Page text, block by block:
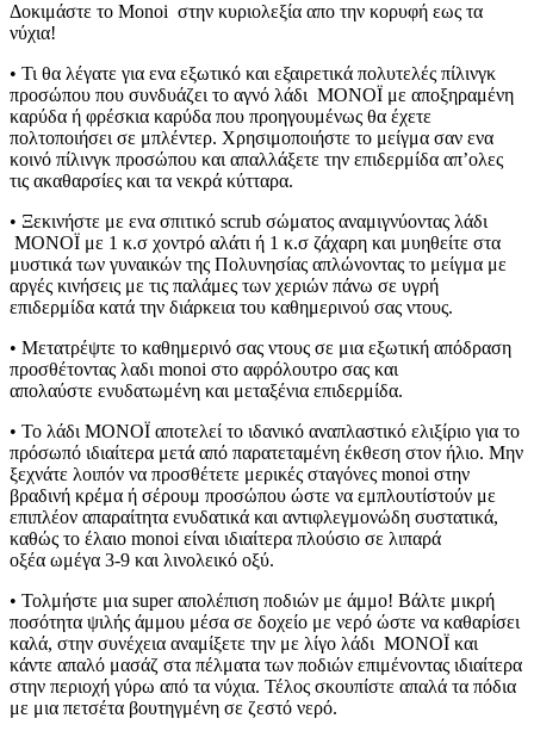
Δοκιμάστε το Monoi στην κυριολεξία απο την κορυφή εως τα
νύχια!
• Τι θα λέγατε για ενα εξωτικό και εξαιρετικά πολυτελές πίλινγκ
προσώπου που συνδυάζει το αγνό λάδι MONOÏ με αποξηραμένη
καρύδα ή φρέσκια καρύδα που προηγουμένως θα έχετε
πολτοποιήσει σε μπλέντερ. Χρησιμοποιήστε το μείγμα σαν ενα
κοινό πίλινγκ προσώπου και απαλλάξετε την επιδερμίδα απ’ολες
τις ακαθαρσίες και τα νεκρά κύτταρα.
• Ξεκινήστε με ενα σπιτικό scrub σώματος αναμιγνύοντας λάδι
MONOÏ με 1 κ.σ χοντρό αλάτι ή 1 κ.σ ζάχαρη και μυηθείτε στα
μυστικά των γυναικών της Πολυνησίας απλώνοντας το μείγμα με
αργές κινήσεις με τις παλάμες των χεριών πάνω σε υγρή
επιδερμίδα κατά την διάρκεια του καθημερινού σας ντους.
• Μετατρέψτε το καθημερινό σας ντους σε μια εξωτική απόδραση
προσθέτοντας λαδι monoi στο αφρόλουτρο σας και
απολαύστε ενυδατωμένη και μεταξένια επιδερμίδα.
• Το λάδι MONOÏ αποτελεί το ιδανικό αναπλαστικό ελιξίριο για το
πρόσωπό ιδιαίτερα μετά από παρατεταμένη έκθεση στον ήλιο. Μην
ξεχνάτε λοιπόν να προσθέτετε μερικές σταγόνες monoi στην
βραδινή κρέμα ή σέρουμ προσώπου ώστε να εμπλουτίστούν με
επιπλέον απαραίτητα ενυδατικά και αντιφλεγμονώδη συστατικά,
καθώς το έλαιο monoi είναι ιδιαίτερα πλούσιο σε λιπαρά
οξέα ωμέγα 3-9 και λινολεικό οξύ.
• Τολμήστε μια super απολέπιση ποδιών με άμμο! Βάλτε μικρή
ποσότητα ψιλής άμμου μέσα σε δοχείο με νερό ώστε να καθαρίσει
καλά, στην συνέχεια αναμίξετε την με λίγο λάδι MONOÏ και
κάντε απαλό μασάζ στα πέλματα των ποδιών επιμένοντας ιδιαίτερα
στην περιοχή γύρω από τα νύχια. Τέλος σκουπίστε απαλά τα πόδια
με μια πετσέτα βουτηγμένη σε ζεστό νερό.